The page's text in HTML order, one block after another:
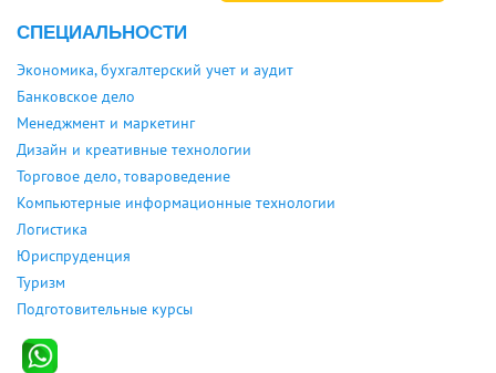
СПЕЦИАЛЬНОСТИ
Экономика, бухгалтерский учет и аудит
Банковское дело
Менеджмент и маркетинг
Дизайн и креативные технологии
Торговое дело, товароведение
Компьютерные информационные технологии
Логистика
Юриспруденция
Туризм
Подготовительные курсы